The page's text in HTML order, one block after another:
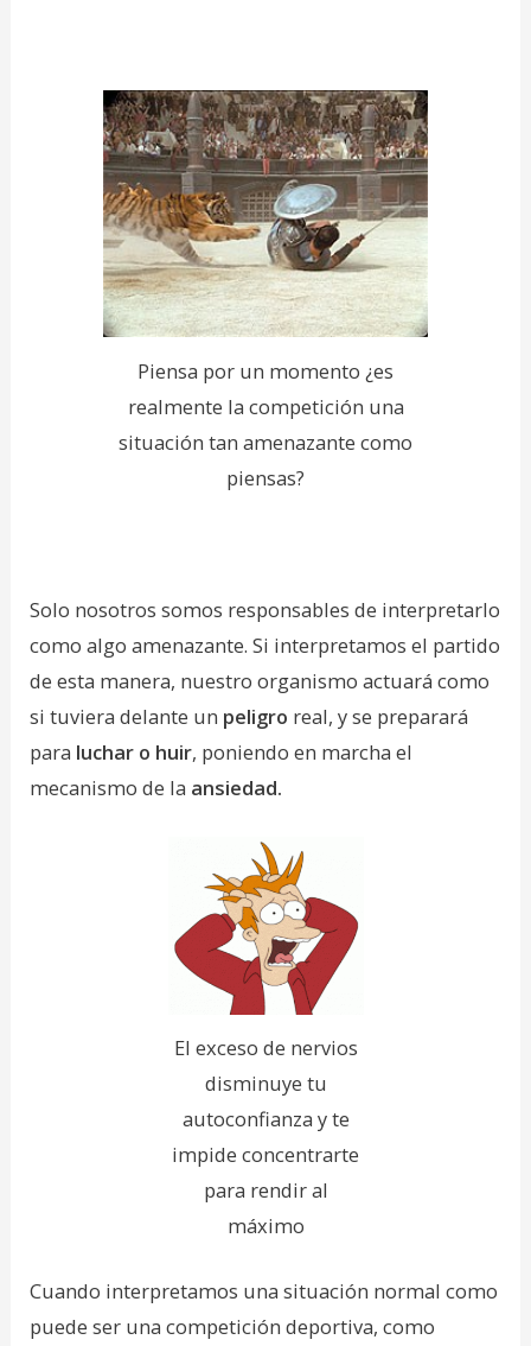
Piensa por un momento ¿es
realmente la competición una
situación tan amenazante como
piensas?
Solo nosotros somos responsables de interpretarlo
como algo amenazante. Si interpretamos el partido
de esta manera, nuestro organismo actuará como
si tuviera delante un peligro real, y se preparará
para luchar o huir, poniendo en marcha el
mecanismo de la ansiedad.
El exceso de nervios
disminuye tu
autoconfianza y te
impide concentrarte
para rendir al
máximo
Cuando interpretamos una situación normal como
puede ser una competición deportiva, como